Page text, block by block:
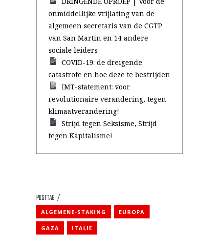
onmiddellijke vrijlating van de
algemeen secretaris van de CGTP
van San Martin en 14 andere
sociale leiders
COVID-19: de dreigende
catastrofe en hoe deze te bestrijden
IMT-statement: voor
revolutionaire verandering, tegen
klimaatverandering!
Strijd tegen Seksisme, Strijd
tegen Kapitalisme!
POSTTAG
ALGEMENE-STAKING EUROPA
GAZA ITALIE